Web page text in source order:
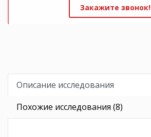
Закажите звонок!
Описание исследования
Похожие исследования (8)